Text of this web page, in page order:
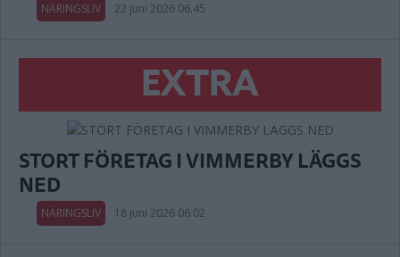
NÄRINGSLIV 22 juni 2026 06.45
EXTRA
STORT FÖRETAG I VIMMERBY LÄGGS
NED
NÄRINGSLIV 18 juni 2026 06.02